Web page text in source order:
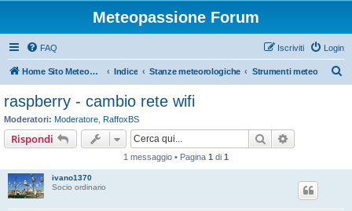
Meteopassione Forum
FAQ Login
Iscriviti
Home Sito Meteopassione Indice Stanze meteorologiche Strumenti meteo
raspberry - cambio rete wifi
Moderatori: Moderatore RaffoxBS
Rispondi Cerca
1 messaggio • Pagina 1 di 1
ivano1370
Socio ordinario